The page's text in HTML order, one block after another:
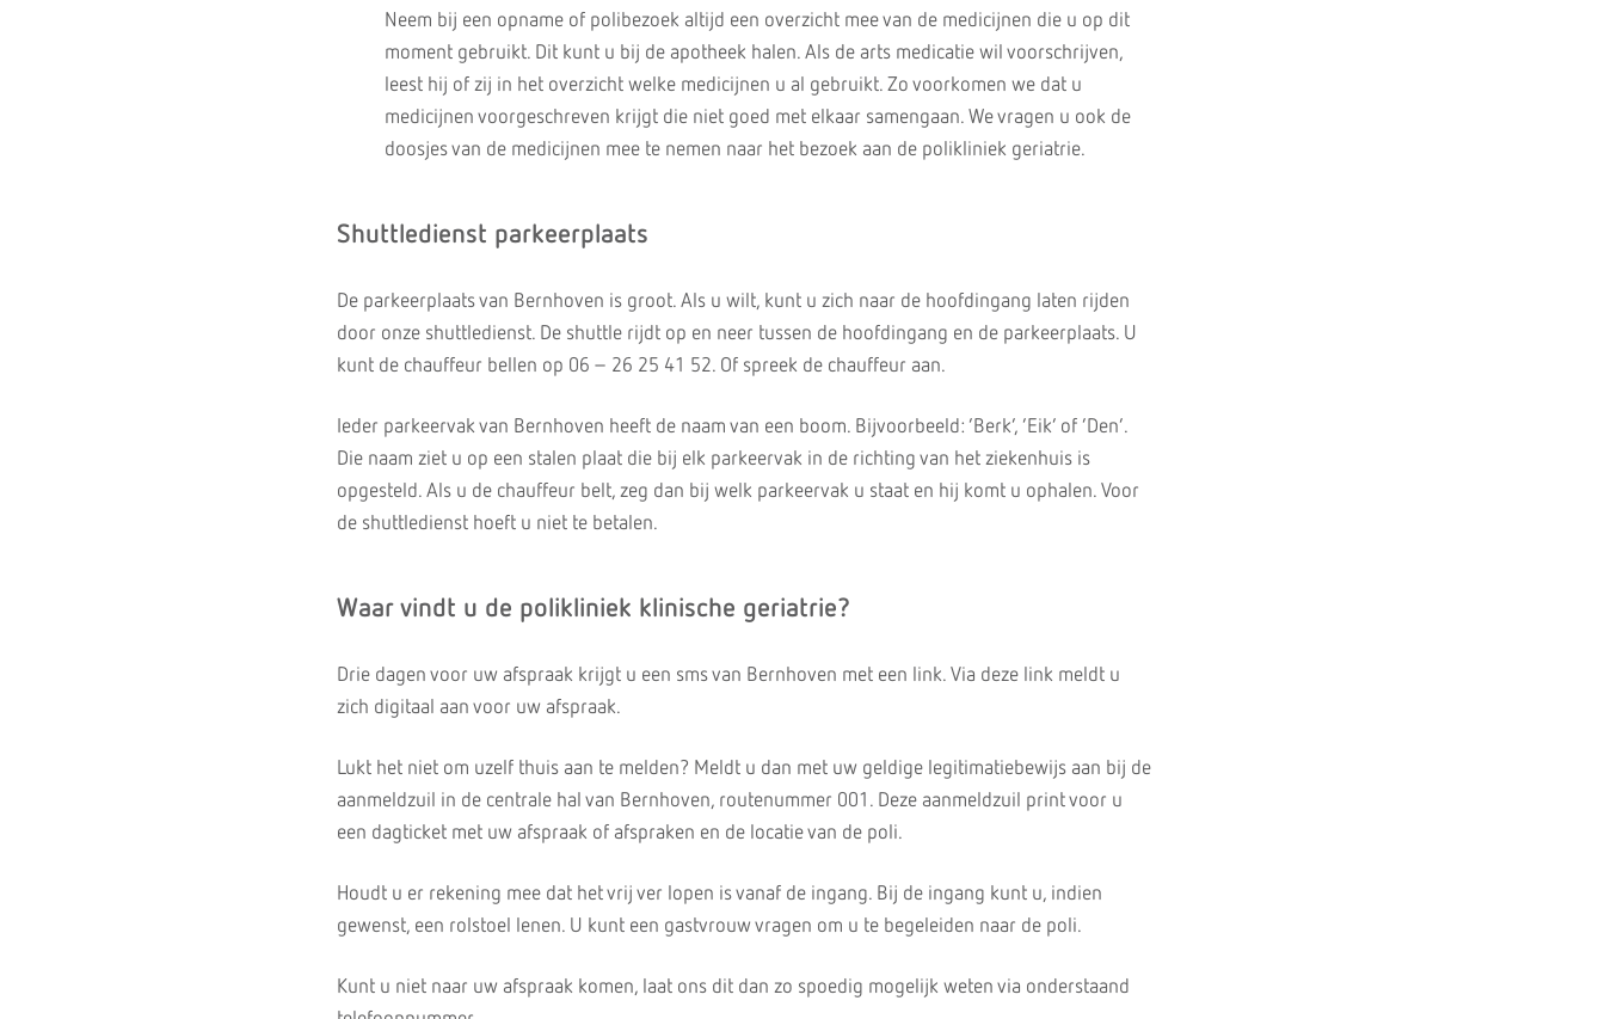
Neem bij een opname of polibezoek altijd een overzicht mee van de medicijnen die u op dit
moment gebruikt. Dit kunt u bij de apotheek halen. Als de arts medicatie wil voorschrijven,
leest hij of zij in het overzicht welke medicijnen u al gebruikt. Zo voorkomen we dat u
medicijnen voorgeschreven krijgt die niet goed met elkaar samengaan. We vragen u ook de
doosjes van de medicijnen mee te nemen naar het bezoek aan de polikliniek geriatrie.
Shuttledienst parkeerplaats
De parkeerplaats van Bernhoven is groot. Als u wilt, kunt u zich naar de hoofdingang laten rijden
door onze shuttledienst. De shuttle rijdt op en neer tussen de hoofdingang en de parkeerplaats. U
kunt de chauffeur bellen op 06 – 26 25 41 52. Of spreek de chauffeur aan.
Ieder parkeervak van Bernhoven heeft de naam van een boom. Bijvoorbeeld: ‘Berk’, ‘Eik’ of ‘Den’.
Die naam ziet u op een stalen plaat die bij elk parkeervak in de richting van het ziekenhuis is
opgesteld. Als u de chauffeur belt, zeg dan bij welk parkeervak u staat en hij komt u ophalen. Voor
de shuttledienst hoeft u niet te betalen.
Waar vindt u de polikliniek klinische geriatrie?
Drie dagen voor uw afspraak krijgt u een sms van Bernhoven met een link. Via deze link meldt u
zich digitaal aan voor uw afspraak.
Lukt het niet om uzelf thuis aan te melden? Meldt u dan met uw geldige legitimatiebewijs aan bij de
aanmeldzuil in de centrale hal van Bernhoven, routenummer 001. Deze aanmeldzuil print voor u
een dagticket met uw afspraak of afspraken en de locatie van de poli.
Houdt u er rekening mee dat het vrij ver lopen is vanaf de ingang. Bij de ingang kunt u, indien
gewenst, een rolstoel lenen. U kunt een gastvrouw vragen om u te begeleiden naar de poli.
Kunt u niet naar uw afspraak komen, laat ons dit dan zo spoedig mogelijk weten via onderstaand